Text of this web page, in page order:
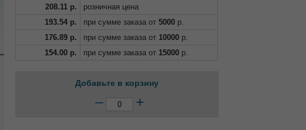
208.11 р.
розничная цена
193.54 р. при сумме заказа от5000 р.
176.89 р. при сумме заказа от 10000 р.
154.00 р. при сумме заказа от 15000 р.
Добавьте в корзину
– +